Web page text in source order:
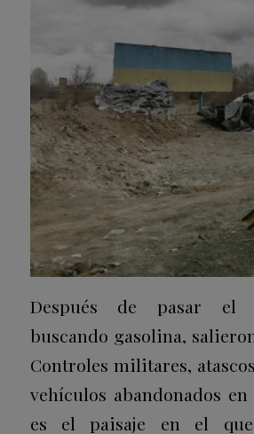
Después de pasar el
buscando gasolina,
Controles militares,
vehículos abandonados
es el paisaje en el